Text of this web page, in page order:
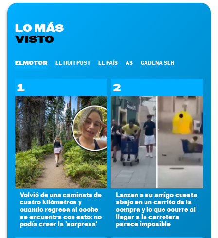
LO MÁS
VISTO
ELMOTOR EL HUFFPOST EL PAÍS AS CADENA SER
1
Volvió de una caminata de
cuatro kilómetros y
cuando regresa al coche
se encuentra con esto: no
podía creer la 'sorpresa'
2
Lanzan a su amigo cuesta
abajo en un carrito de la
compra y lo que ocurre al
llegar a la carretera
parece imposible